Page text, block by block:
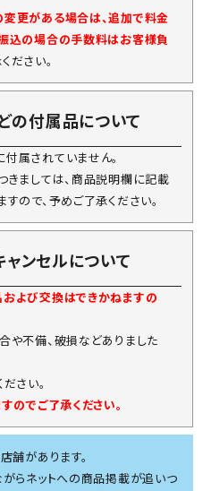
更がある場合は、追加で料金
込の場合の手数料はお客様負
ださい。
の付属品について
属されていません。
きましては、商品説明欄に記載
ので、予めご了承ください。
ャンセルについて
よび交換はできかねますの
や不備、破損などありました
さい。
のでご了承ください。
舗があります。
らネットへの商品掲載が追いつ